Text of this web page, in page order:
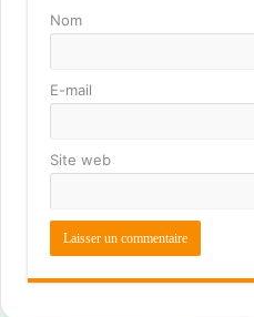
Nom
E-mail
Site web